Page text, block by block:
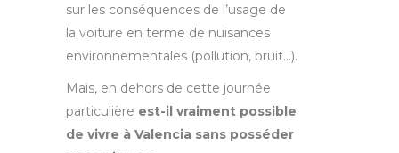
sur les conséquences de l’usage de
la voiture en terme de nuisances
environnementales (pollution, bruit…).
Mais, en dehors de cette journée
particulière est-il vraiment possible
de vivre à Valencia sans posséder